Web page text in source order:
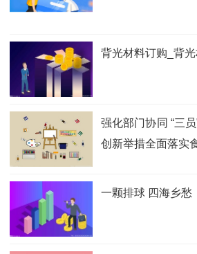
背光材料订购_背
强化部门协同 “三
创新举措全面落实
一颗排球 四海乡愁